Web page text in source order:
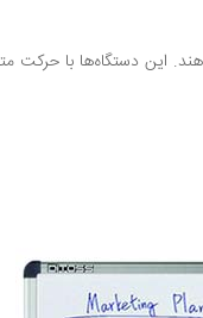
این دستگاه‌ها با